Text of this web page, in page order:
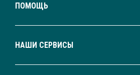
ПОМОЩЬ
НАШИ СЕРВИСЫ